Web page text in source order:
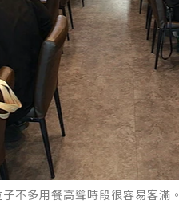
不多用餐高聳時段很容易客滿。